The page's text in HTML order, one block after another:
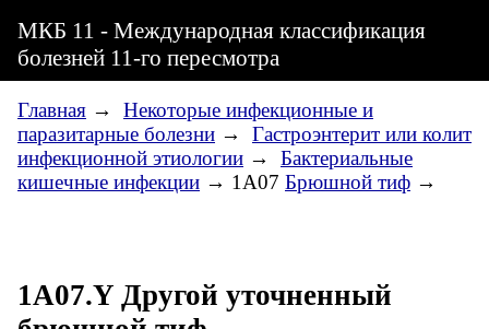
МКБ 11 - Международная классификация
болезней 11-го пересмотра
Главная → Некоторые инфекционные и
паразитарные болезни → Гастроэнтерит или колит
инфекционной этиологии → Бактериальные
кишечные инфекции → 1A07 Брюшной тиф →
1A07.Y Другой уточненный